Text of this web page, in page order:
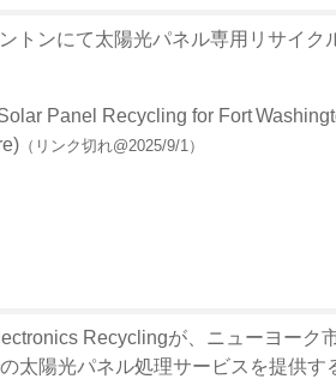
トンにて太陽光パネル専用リサイク
Panel Recycling for Fort
（リンク切れ@2025/9/1）
Recyclingが、ニューヨーク
太陽光パネル処理サービスを提供す